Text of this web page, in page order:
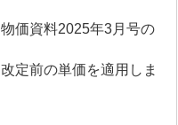
価資料2025年3月号の
定前の単価を適用しま